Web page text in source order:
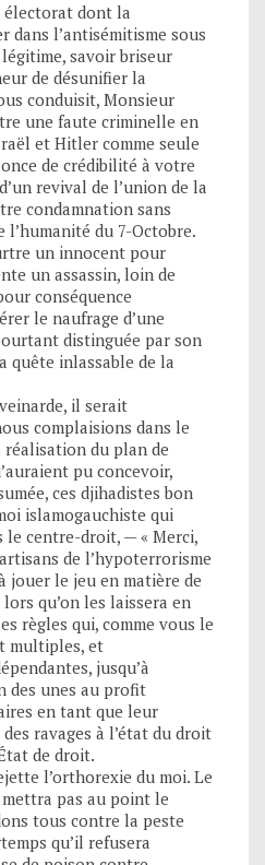
électorat dont la
dans l’antisémitisme sous
savoir briseur
de désunifier la
conduisit, Monsieur
une faute criminelle en
et Hitler comme seule
de crédibilité à votre
revival de l’union de la
condamnation sans
l’humanité du 7-Octobre.
un innocent pour
un assassin, loin de
conséquence
le naufrage d’une
distinguée par son
quête inlassable de la
il serait
complaisions dans le
du plan de
pu concevoir,
ces djihadistes bon
islamogauchiste qui
le centre-droit, — « Merci,
de l’hypoterrorisme
le jeu en matière de
qu’on les laissera en
règles qui, comme vous le
multiples, et
jusqu’à
des unes au profit
en tant que leur
ravages à l’état du droit
de droit.
l’orthorexie du moi. Le
pas au point le
tous contre la peste
qu’il refusera